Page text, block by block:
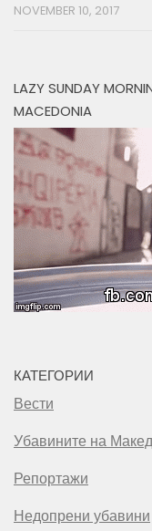
NOVEMBER 10, 2017
LAZY SUNDAY
MACEDONIA
КАТЕГОРИИ
Вести
Убавините на
Репортажи
Недопрени убавини